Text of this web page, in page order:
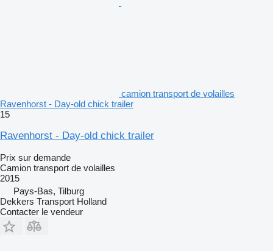
camion transport de volailles
Ravenhorst - Day-old chick trailer
15
Ravenhorst - Day-old chick trailer
Prix sur demande
Camion transport de volailles
2015
Pays-Bas, Tilburg
Dekkers Transport Holland
Contacter le vendeur